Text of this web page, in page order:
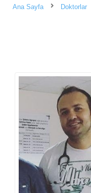
Ana Sayfa Doktorlar